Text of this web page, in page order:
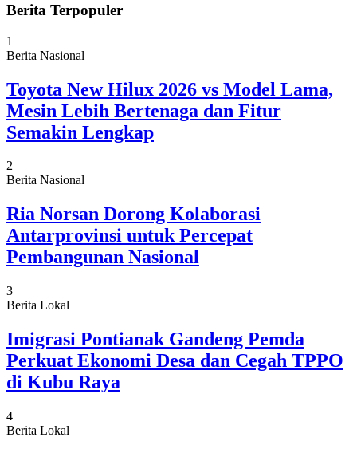
Berita Terpopuler
1
Berita Nasional
Toyota New Hilux 2026 vs Model Lama,
Mesin Lebih Bertenaga dan Fitur
Semakin Lengkap
2
Berita Nasional
Ria Norsan Dorong Kolaborasi
Antarprovinsi untuk Percepat
Pembangunan Nasional
3
Berita Lokal
Imigrasi Pontianak Gandeng Pemda
Perkuat Ekonomi Desa dan Cegah TPPO
di Kubu Raya
4
Berita Lokal